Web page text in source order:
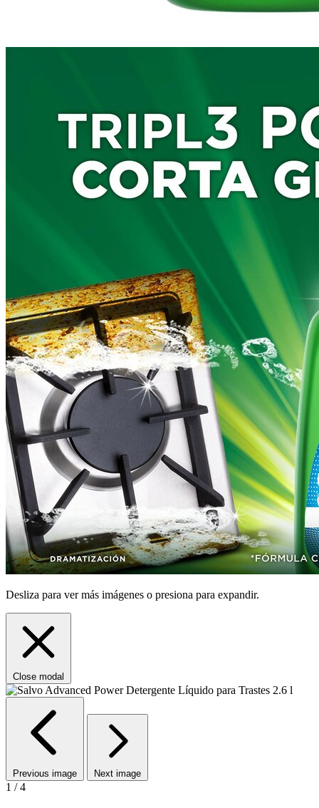
Desliza para ver más imágenes o presiona para expandir.
Close modal
Previous image Next image
1 / 4